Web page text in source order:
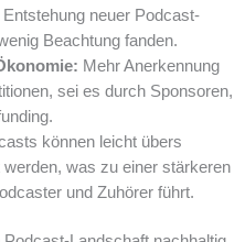
neuer Podcast-
Beachtung fanden.
Mehr Anerkennung
sei es durch Sponsoren,
können leicht übers
was zu einer stärkeren
und Zuhörer führt.